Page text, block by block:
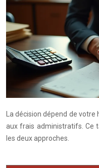
La décision dépend de
aux frais administratifs. Ce
les deux approches.